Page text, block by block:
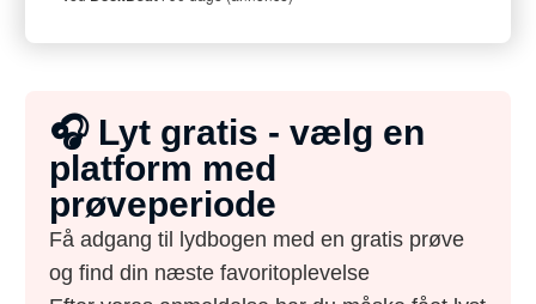
🎧 Lyt gratis - vælg en
platform med
prøveperiode
Få adgang til lydbogen med en gratis prøve
og find din næste favoritoplevelse